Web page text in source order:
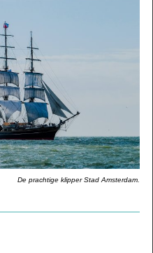
De prachtige klipper Stad Amsterdam.